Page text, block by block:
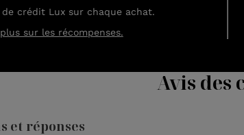
de crédit Lux sur chaque achat.
sur les récompenses.
Avis des
et réponses